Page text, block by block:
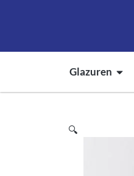
Glazuren
🔍